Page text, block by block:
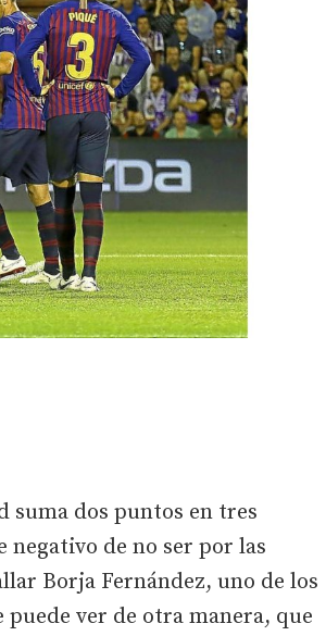
suma dos puntos en tres
de no ser por las
Borja Fernández, uno de los
ver de otra manera, que